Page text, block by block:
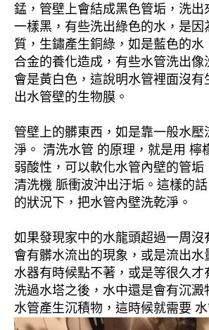
錳，管壁上會結成黑色管垢，洗出
一樣黑，有些洗出綠色的水，是因
質，生鏽產生銅綠，如是藍色的水
合金的養化造成，有些水管洗出像
會是黃白色，這說明水管裡面沒有
出水管壁的生物膜。
管壁上的髒東西，如是靠一般水壓
淨。 清洗水管 的原理，就是用 檸
弱酸性，可以軟化水管內壁的管垢
清洗機 脈衝波沖出汙垢。這樣的
的狀況下，把水管內壁洗乾淨。
如果發現家中的水龍頭超過一周沒
會有髒水流出的現象，或是流出水
水器有時候點不著，或是等很久才
洗過水塔之後，水中還是會有沉澱
水管產生沉積物，這時候就需要 水